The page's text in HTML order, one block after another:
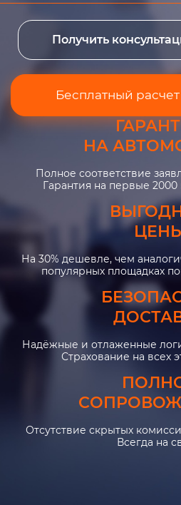
Получить
Бесплатный расчет
НА
Полное соответствие
Гарантия на первые
На 30% дешевле, чем
популярных площадках
Надёжные и отлаженные
Страхование на всех
Отсутствие скрытых
Всегда на